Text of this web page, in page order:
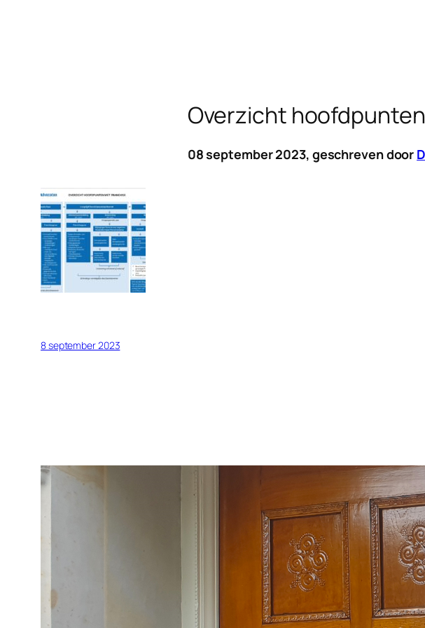
Overzicht
08 september 2023, geschreven door
8 september 2023